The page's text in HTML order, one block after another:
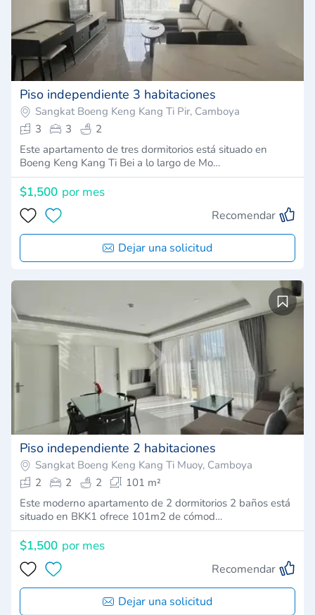
Piso independiente 3 habitaciones
Sangkat Boeng Keng Kang Ti Pir, Camboya
3
3
2
Este apartamento de tres dormitorios está situado en
Boeng Keng Kang Ti Bei a lo largo de Mo…
$1,500 por mes
Recomendar
Dejar una solicitud
Piso independiente 2 habitaciones
Sangkat Boeng Keng Kang Ti Muoy, Camboya
2
2 2
101 m²
Este moderno apartamento de 2 dormitorios 2 baños está
situado en BKK1 ofrece 101m2 de cómod…
$1,500 por mes
Recomendar
Dejar una solicitud